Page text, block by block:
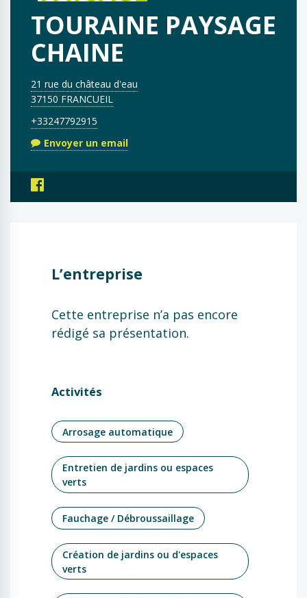
TOURAINE PAYSAGE
CHAINE
21 rue du château d'eau
37150 FRANCUEIL
+33247792915
Envoyer un email
L’entreprise
Cette entreprise n’a pas encore
rédigé sa présentation.
Activités
Arrosage automatique
Entretien de jardins ou espaces
verts
Fauchage / Débroussaillage
Création de jardins ou d'espaces
verts